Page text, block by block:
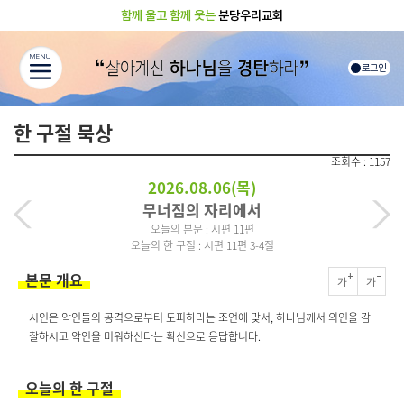
함께 울고 함께 웃는분당우리교회
로그인
MENU
한 구절 묵상
조회수 : 1157
2026.08.06(목)
무너짐의 자리에서
오늘의 본문 : 시편 11편
오늘의 한 구절 : 시편 11편 3-4절
가+ 가-
본문 개요
시인은 악인들의 공격으로부터 도피하라는 조언에 맞서, 하나님께서 의인을 감
찰하시고 악인을 미워하신다는 확신으로 응답합니다.
오늘의 한 구절